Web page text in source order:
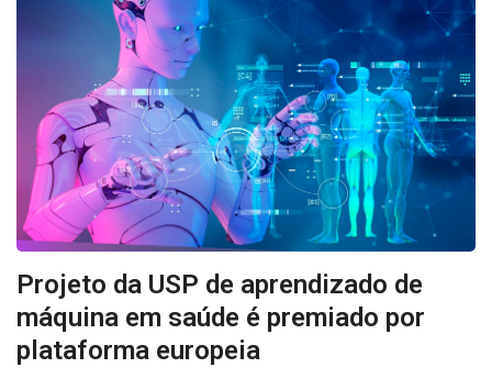
Projeto da USP de aprendizado de
máquina em saúde é premiado por
plataforma europeia